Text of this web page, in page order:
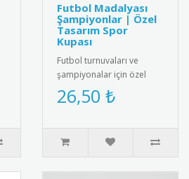
Futbol Madalyası
Şampiyonlar | Özel
Tasarım Spor
Kupası
Futbol turnuvaları ve
şampiyonalar için özel
tasarım futbol madalyası.
Kaliteli metal malzemeden
26,50 ₺